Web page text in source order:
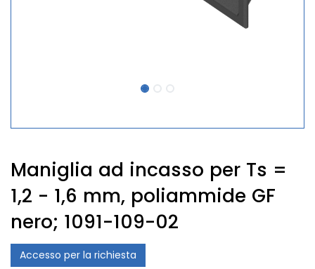
Maniglia ad incasso per Ts =
1,2 - 1,6 mm, poliammide GF
nero; 1091-109-02
Accesso per la richiesta